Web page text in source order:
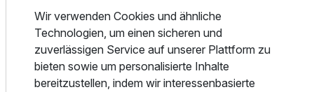
Ausstattung
Für 6 Tage p.P. ab
entspannt in den Tag. In der Umgebung und im
benachbarten Ferienpark erwarten Sie zudem
verschiedene gastronomische Angebote mit regionaler
Küche, familienfreundlichen Restaurants und gemütlichen
Cafés.
Wir verwenden Cookies und ähnliche
Technologien, um einen sicheren und
zuverlässigen Service auf unserer Plattform zu
bieten sowie um personalisierte Inhalte
bereitzustellen, indem wir interessenbasierte